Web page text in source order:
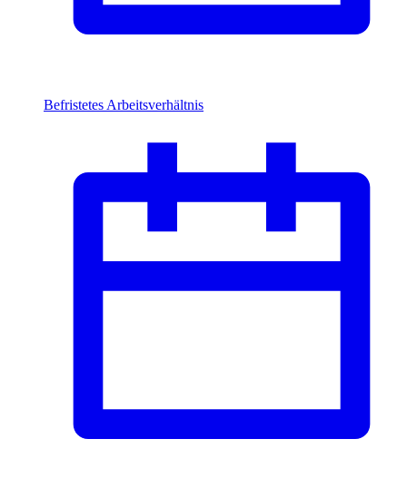
Befristetes Arbeitsverhältnis